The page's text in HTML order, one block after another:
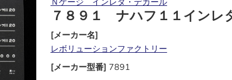
７８９１ ナハフ１１イン
[メーカー名]
レボリューションファクトリー
[メーカー型番] 7891